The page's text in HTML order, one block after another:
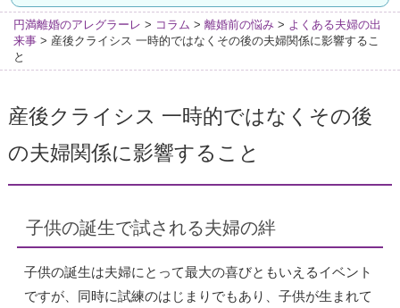
円満離婚のアレグラーレ > コラム > 離婚前の悩み > よくある夫婦の出
来事 > 産後クライシス 一時的ではなくその後の夫婦関係に影響するこ
と
産後クライシス 一時的ではなくその後
の夫婦関係に影響すること
子供の誕生で試される夫婦の絆
子供の誕生は夫婦にとって最大の喜びともいえるイベント
ですが、同時に試練のはじまりでもあり、子供が生まれて